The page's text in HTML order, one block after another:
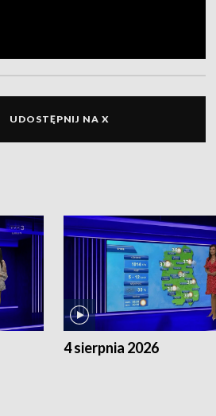
UDOSTĘPNIJ NA X
4 sierpnia 2026